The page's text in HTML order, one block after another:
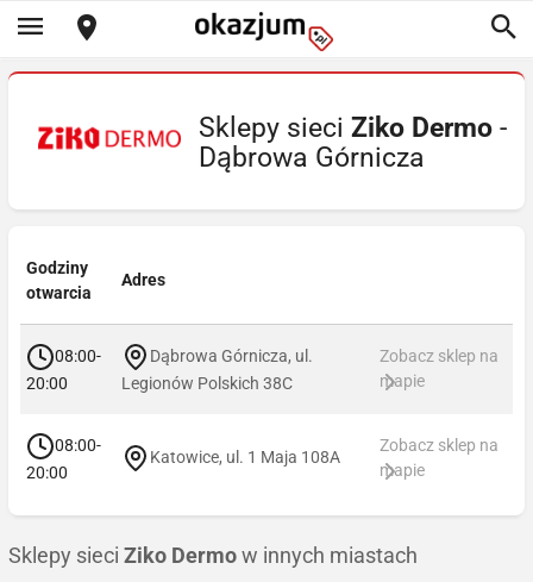
Sklepy sieci Ziko Dermo -
Dąbrowa Górnicza
Godziny
otwarcia
Adres
08:00-
20:00
Dąbrowa Górnicza, ul.
Legionów Polskich 38C
Zobacz sklep na
mapie
08:00-
20:00
Katowice, ul. 1 Maja 108A
Zobacz sklep na
mapie
Sklepy sieci Ziko Dermo w innych miastach